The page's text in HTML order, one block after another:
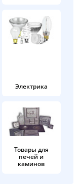
Электрика
Товары для
печей и
каминов
раз в 2